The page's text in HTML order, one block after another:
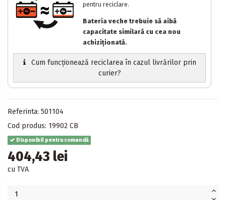
pentru reciclare.
Bateria veche trebuie să aibă
capacitate similară cu cea nou
achiziționată.
Cum funcționează reciclarea în cazul livrărilor prin
curier?
Referinta: 501104
Cod produs: 19902 CB
Disponibil pentru comandă
404,43 lei
cu TVA